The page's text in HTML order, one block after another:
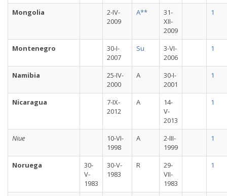
Mongolia
2-IV-
2009
A**
31-
XII-
2009
1
Montenegro
30-I-
2007
Su
3-VI-
2006
1
Namibia
25-IV-
2000
A
30-I-
2001
1
Nicaragua
7-IX-
2012
A
14-
V-
2013
1
Niue
10-VI-
1998
A
2-III-
1999
1
Noruega
30-
V-
1983
30-V-
1983
R
29-
VII-
1983
1